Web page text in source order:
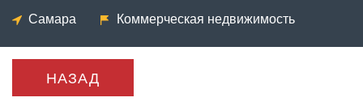
Самара Коммерческая недвижимость
НАЗАД